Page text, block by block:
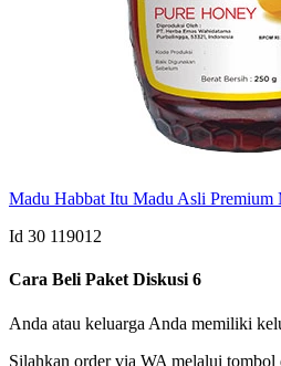
Madu Habbat Itu Madu Asli Premium
Id 30 119012
Cara Beli Paket Diskusi 6
Anda atau keluarga Anda memiliki
Silahkan order via WA melalui tombol